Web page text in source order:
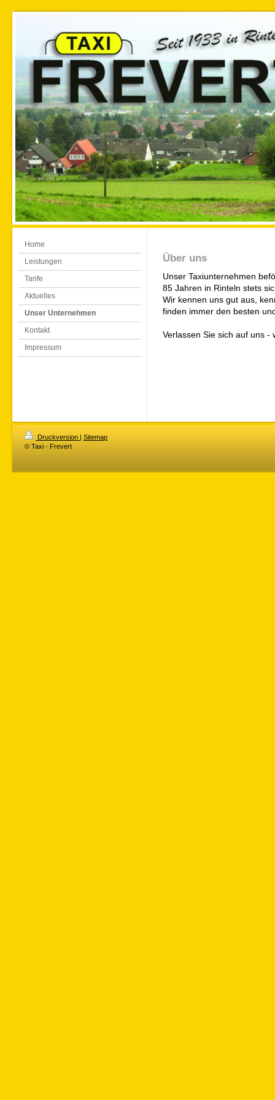
Home
Leistungen
Tarife
Aktuelles
Unser Unternehmen
Kontakt
Impressum
Über uns
Unser Taxiunternehmen
85 Jahren in Rinteln stets
Wir kennen uns gut aus,
finden immer den besten
Verlassen Sie sich auf uns -
Druckversion | Sitemap
© Taxi - Frevert